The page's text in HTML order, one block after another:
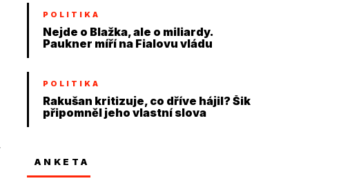
POLITIKA
Nejde o Blažka, ale o miliardy.
Paukner míří na Fialovu vládu
POLITIKA
Rakušan kritizuje, co dříve hájil? Šik
připomněl jeho vlastní slova
ANKETA